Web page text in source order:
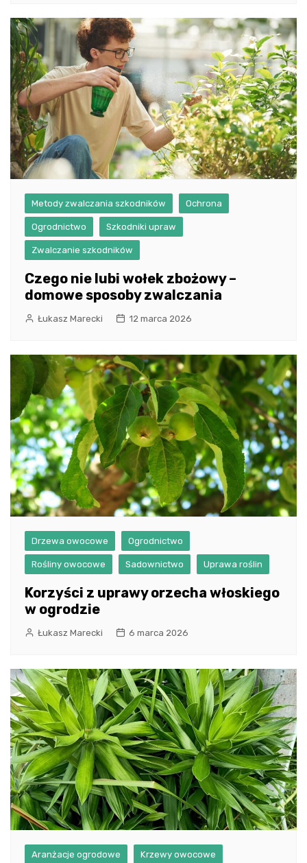
Metody zwalczania szkodników Ochrona
Ogrodnictwo Szkodniki upraw
Zwalczanie szkodników
Czego nie lubi wołek zbożowy –
domowe sposoby zwalczania
Łukasz Marecki 12 marca 2026
Drzewa owocowe Ogrodnictwo
Rośliny owocowe Sadownictwo Uprawa roślin
Korzyści z uprawy orzecha włoskiego
w ogrodzie
Łukasz Marecki 6 marca 2026
Aranżacje ogrodowe Krzewy owocowe